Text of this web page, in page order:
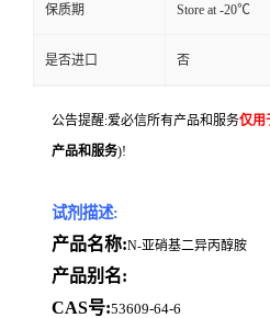
保质期 Store at -20℃
是否进口 否
公告提醒:爱必信所有产品和服务仅用
产品和服务)!
试剂描述:
产品名称:N-亚硝基二异丙醇胺
产品别名:
CAS号:53609-64-6